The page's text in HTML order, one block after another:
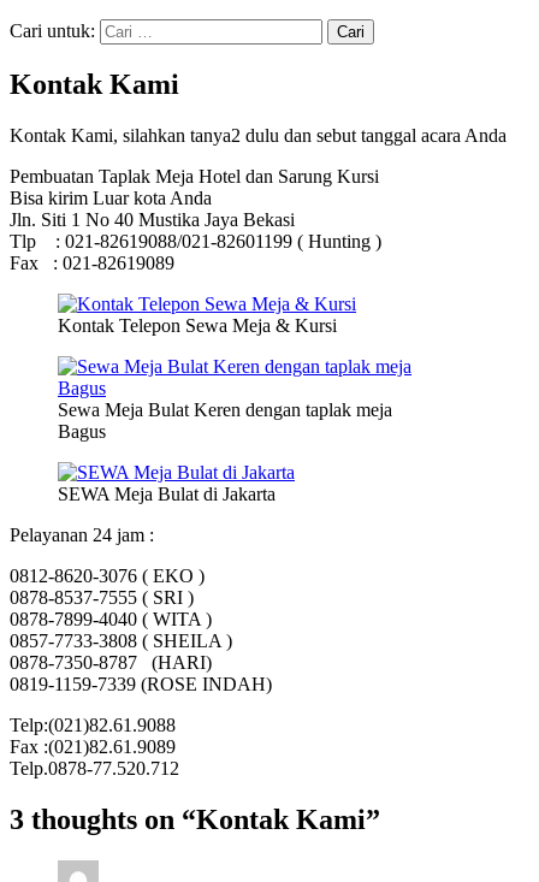
Cari untuk:
Kontak Kami
Kontak Kami, silahkan tanya2 dulu dan sebut tanggal acara Anda
Pembuatan Taplak Meja Hotel dan Sarung Kursi
Bisa kirim Luar kota Anda
Jln. Siti 1 No 40 Mustika Jaya Bekasi
Tlp : 021-82619088/021-82601199 ( Hunting )
Fax : 021-82619089
Kontak Telepon Sewa Meja & Kursi
Sewa Meja Bulat Keren dengan taplak meja
Bagus
SEWA Meja Bulat di Jakarta
Pelayanan 24 jam :
0812-8620-3076 ( EKO )
0878-8537-7555 ( SRI )
0878-7899-4040 ( WITA )
0857-7733-3808 ( SHEILA )
0878-7350-8787 (HARI)
0819-1159-7339 (ROSE INDAH)
Telp:(021)82.61.9088
Fax :(021)82.61.9089
Telp.0878-77.520.712
3 thoughts on “Kontak Kami”